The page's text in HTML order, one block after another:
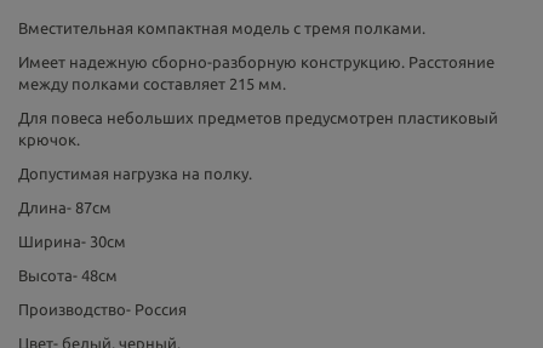
Вместительная компактная модель с тремя полками.
Имеет надежную сборно-разборную конструкцию. Расстояние
между полками составляет 215 мм.
Для повеса небольших предметов предусмотрен пластиковый
крючок.
Допустимая нагрузка на полку.
Длина- 87см
Ширина- 30см
Высота- 48см
Производство- Россия
Цвет- белый, черный.